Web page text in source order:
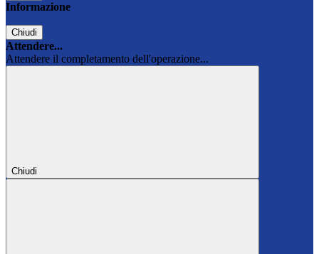
Informazione
Chiudi
Attendere...
Attendere il completamento dell'operazione...
Chiudi